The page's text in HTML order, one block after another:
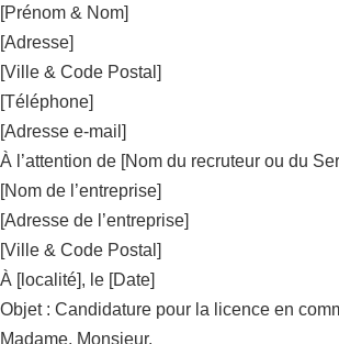
[Prénom & Nom]
[Adresse]
[Ville & Code Postal]
[Téléphone]
[Adresse e-mail]
À l’attention de [Nom du recruteur ou du
[Nom de l’entreprise]
[Adresse de l’entreprise]
[Ville & Code Postal]
À [localité], le [Date]
Objet : Candidature pour la licence en
Madame, Monsieur,